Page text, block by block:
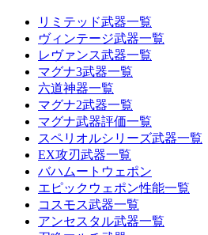
リミテッド武器一覧
ヴィンテージ武器一覧
レヴァンス武器一覧
マグナ3武器一覧
六道神器一覧
マグナ2武器一覧
マグナ武器評価一覧
スペリオルシリーズ武器一覧
EX攻刃武器一覧
バハムートウェポン
エピックウェポン性能一覧
コスモス武器一覧
アンセスタル武器一覧